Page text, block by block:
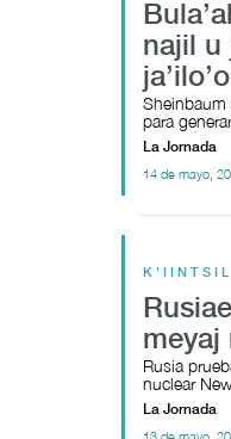
najil u
para
La Jornada
14 de mayo,
K'IINTSIL
meyaj
Rusia
nuclear
La Jornada